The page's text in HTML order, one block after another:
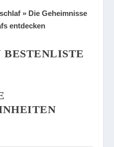
» Die Geheimnisse
entdecken
BESTENLISTE
E